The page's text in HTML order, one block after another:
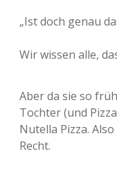
„Ist doch genau
Wir wissen alle,
Aber da sie so
Tochter (und
Nutella Pizza.
Recht.